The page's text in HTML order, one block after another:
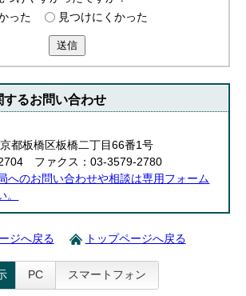
った
見つけにくかった
送信
するお問い合わせ
都板橋区板橋二丁目66番1号
ファクス：03-3579-2780
へのお問い合わせや相談は専用フォーム
。
ジへ戻る トップページへ戻る
PC スマートフォン